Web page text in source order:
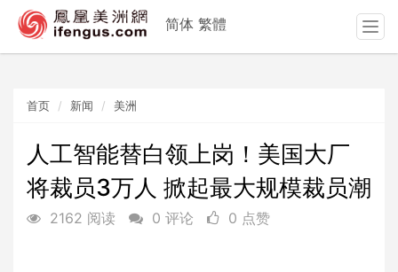
首页 新闻 美洲
人工智能替白领上岗！美国大厂
将裁员3万人 掀起最大规模裁员潮
2162 阅读 0 评论 0 点赞
简体 繁體
T
o
v